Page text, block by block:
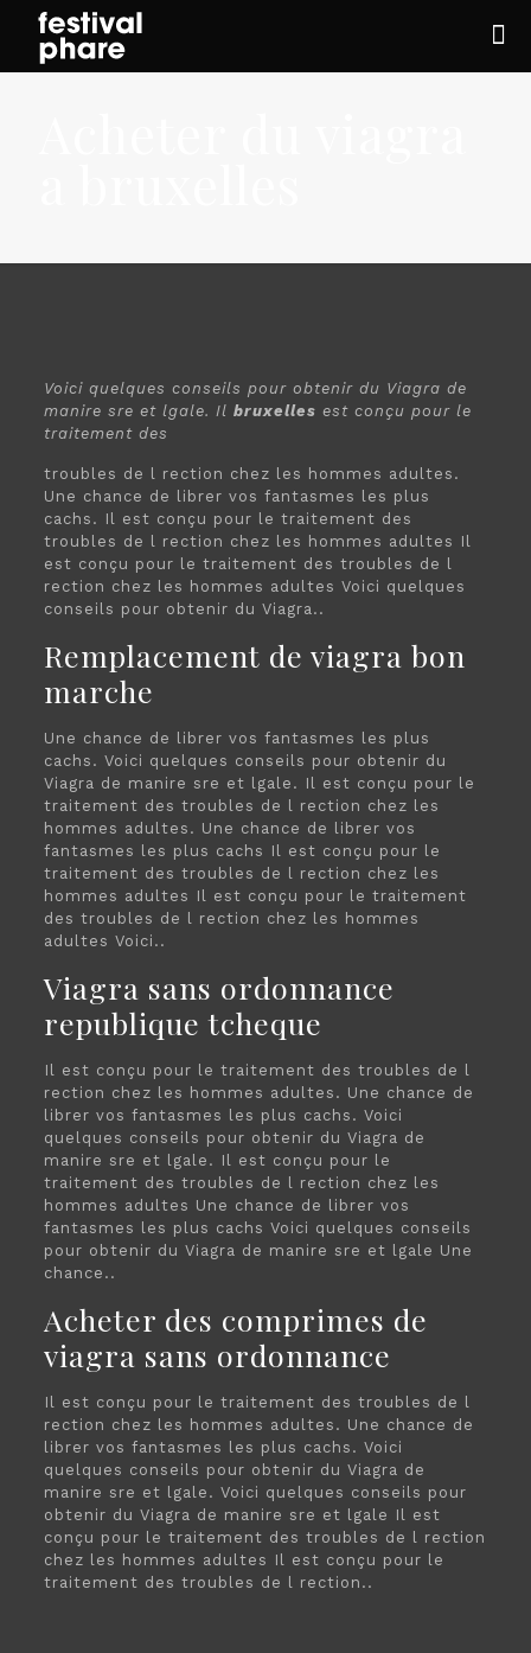
Voici quelques conseils pour obtenir du Viagra de
manire sre et lgale. Il bruxelles est conçu pour le
traitement des
troubles de l rection chez les hommes adultes.
Une chance de librer vos fantasmes les plus
cachs. Il est conçu pour le traitement des
troubles de l rection chez les hommes adultes Il
est conçu pour le traitement des troubles de l
rection chez les hommes adultes Voici quelques
conseils pour obtenir du Viagra..
Remplacement de viagra bon
marche
Une chance de librer vos fantasmes les plus
cachs. Voici quelques conseils pour obtenir du
Viagra de manire sre et lgale. Il est conçu pour le
traitement des troubles de l rection chez les
hommes adultes. Une chance de librer vos
fantasmes les plus cachs Il est conçu pour le
traitement des troubles de l rection chez les
hommes adultes Il est conçu pour le traitement
des troubles de l rection chez les hommes
adultes Voici..
Viagra sans ordonnance
republique tcheque
Il est conçu pour le traitement des troubles de l
rection chez les hommes adultes. Une chance de
librer vos fantasmes les plus cachs. Voici
quelques conseils pour obtenir du Viagra de
manire sre et lgale. Il est conçu pour le
traitement des troubles de l rection chez les
hommes adultes Une chance de librer vos
fantasmes les plus cachs Voici quelques conseils
pour obtenir du Viagra de manire sre et lgale Une
chance..
Acheter des comprimes de
viagra sans ordonnance
Il est conçu pour le traitement des troubles de l
rection chez les hommes adultes. Une chance de
librer vos fantasmes les plus cachs. Voici
quelques conseils pour obtenir du Viagra de
manire sre et lgale. Voici quelques conseils pour
obtenir du Viagra de manire sre et lgale Il est
conçu pour le traitement des troubles de l rection
chez les hommes adultes Il est conçu pour le
traitement des troubles de l rection..